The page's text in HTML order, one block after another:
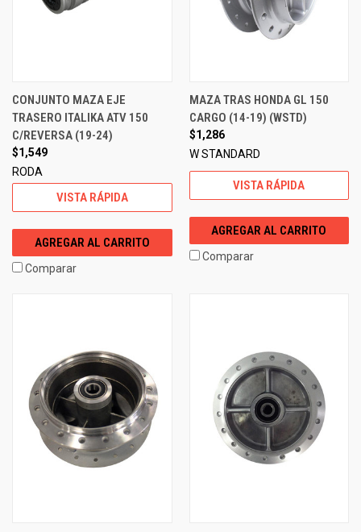
CONJUNTO MAZA EJE
TRASERO ITALIKA ATV 150
C/REVERSA (19-24)
$1,549
RODA
VISTA RÁPIDA
AGREGAR AL CARRITO
Comparar
MAZA TRAS HONDA GL 150
CARGO (14-19) (WSTD)
$1,286
W STANDARD
VISTA RÁPIDA
AGREGAR AL CARRITO
Comparar